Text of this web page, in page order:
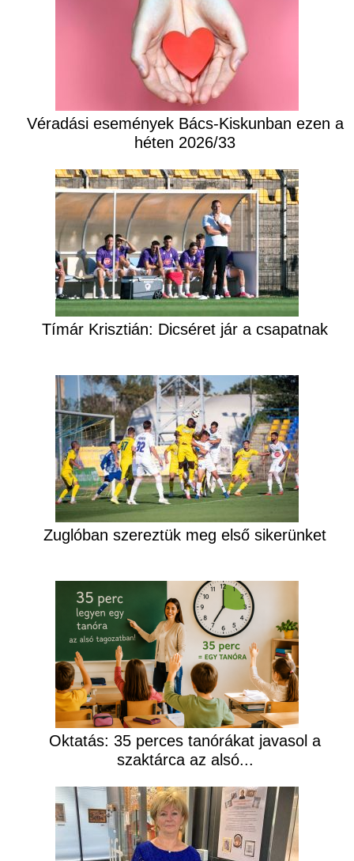
Véradási események Bács-Kiskunban ezen a
héten 2026/33
Tímár Krisztián: Dicséret jár a csapatnak
Zuglóban szereztük meg első sikerünket
Oktatás: 35 perces tanórákat javasol a
szaktárca az alsó...